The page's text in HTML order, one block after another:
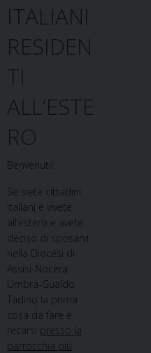
ITALIANI
RESIDEN
TI
ALL’ESTE
RO
Benvenuti!
Se siete cittadini
italiani e vivete
all’estero e avete
deciso di sposarvi
nella Diocesi di
Assisi-Nocera
Umbra-Gualdo
Tadino la prima
cosa da fare è
recarsi presso la
parrocchia più